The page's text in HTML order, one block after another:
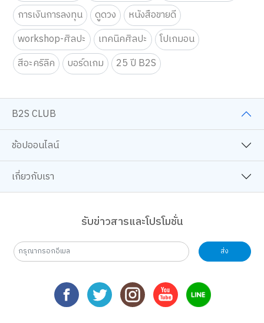
การเงินการลงทุน
ดูดวง
หนังสือขายดี
workshop-ศิลปะ
เทคนิคศิลปะ
โปเกมอน
สีอะคริลิค
บอร์ดเกม 25 ปี B2S
B2S CLUB
ช้อปออนไลน์
เกี่ยวกับเรา
รับข่าวสารและโปรโมชั่น
ส่ง